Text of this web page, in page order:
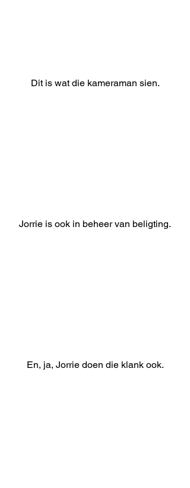
Dit is wat die kameraman sien.
Jorrie is ook in beheer van beligting.
En, ja, Jorrie doen die klank ook.